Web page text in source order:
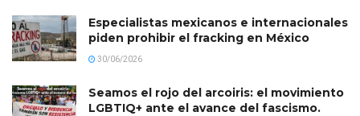
Especialistas mexicanos e internacionales
piden prohibir el fracking en México
30/06/2026
Seamos el rojo del arcoiris: el movimiento
LGBTIQ+ ante el avance del fascismo.